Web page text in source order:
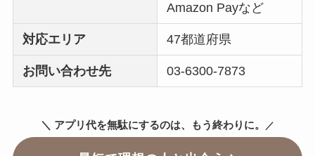
Amazon Payなど
対応エリア 47都道府県
お問い合わせ先 03-6300-7873
＼ アプリ代を無駄にするのは、もう終わりに。 ／